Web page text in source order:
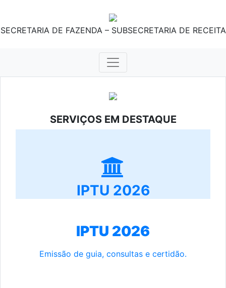
SECRETARIA DE FAZENDA – SUBSECRETARIA DE RECEITA
SERVIÇOS EM DESTAQUE
IPTU 2026
IPTU 2026
Emissão de guia, consultas e certidão.